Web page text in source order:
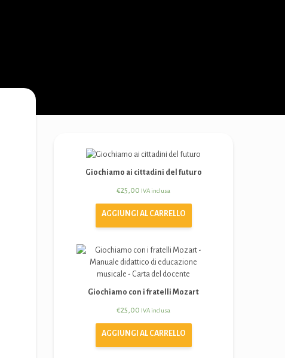
Giochiamo ai cittadini del futuro
€25,00 IVA inclusa
AGGIUNGI AL CARRELLO
Giochiamo con i fratelli Mozart
€25,00 IVA inclusa
AGGIUNGI AL CARRELLO